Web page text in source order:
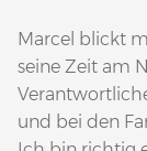
Marcel blickt
seine Zeit am
und bei den